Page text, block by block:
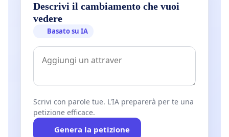
Descrivi il cambiamento che vuoi
vedere
Basato su IA
Scrivi con parole tue. L'IA preparerà per te una
petizione efficace.
Genera la petizione